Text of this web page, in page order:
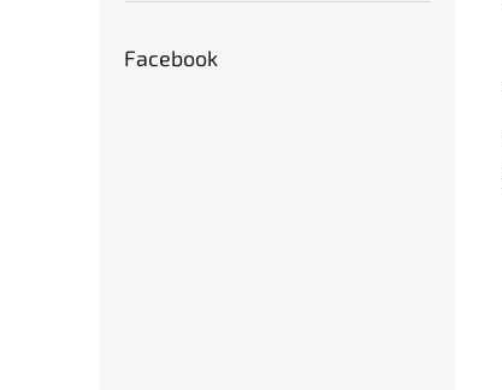
Facebook